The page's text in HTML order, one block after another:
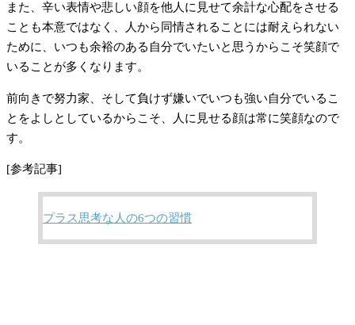
また、辛い表情や悲しい顔を他人に見せて余計な心配をさせる
ことも本意ではなく、人から同情されることには耐えられない
ために、いつも余裕のある自分でいたいと思うからこそ笑顔で
いることが多くなります。
前向きで努力家、そして負けず嫌いでいつも強い自分でいるこ
とをよしとしているからこそ、人に見せる顔は常に笑顔なので
す。
[参考記事]
プラス思考な人の6つの習慣